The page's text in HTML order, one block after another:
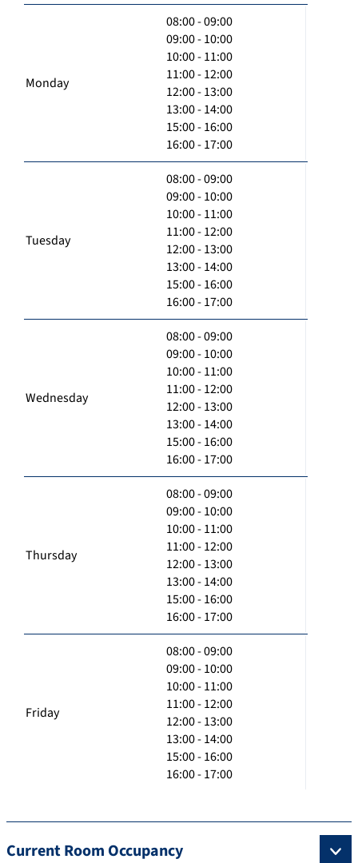
Monday
08:00 - 09:00
09:00 - 10:00
10:00 - 11:00
11:00 - 12:00
12:00 - 13:00
13:00 - 14:00
15:00 - 16:00
16:00 - 17:00
Tuesday
08:00 - 09:00
09:00 - 10:00
10:00 - 11:00
11:00 - 12:00
12:00 - 13:00
13:00 - 14:00
15:00 - 16:00
16:00 - 17:00
Wednesday
08:00 - 09:00
09:00 - 10:00
10:00 - 11:00
11:00 - 12:00
12:00 - 13:00
13:00 - 14:00
15:00 - 16:00
16:00 - 17:00
Thursday
08:00 - 09:00
09:00 - 10:00
10:00 - 11:00
11:00 - 12:00
12:00 - 13:00
13:00 - 14:00
15:00 - 16:00
16:00 - 17:00
Friday
08:00 - 09:00
09:00 - 10:00
10:00 - 11:00
11:00 - 12:00
12:00 - 13:00
13:00 - 14:00
15:00 - 16:00
16:00 - 17:00
Current Room Occupancy